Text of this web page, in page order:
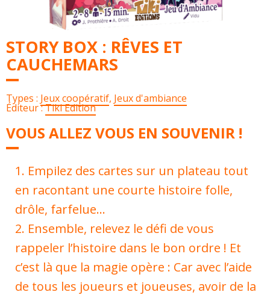
STORY BOX : RÊVES ET
CAUCHEMARS
Types : Jeux coopératif, Jeux d'ambiance
Éditeur :Tiki Edition
VOUS ALLEZ VOUS EN SOUVENIR !
Empilez des cartes sur un plateau tout
en racontant une courte histoire folle,
drôle, farfelue…
Ensemble, relevez le défi de vous
rappeler l’histoire dans le bon ordre ! Et
c’est là que la magie opère : Car avec l’aide
de tous les joueurs et joueuses, avoir de la